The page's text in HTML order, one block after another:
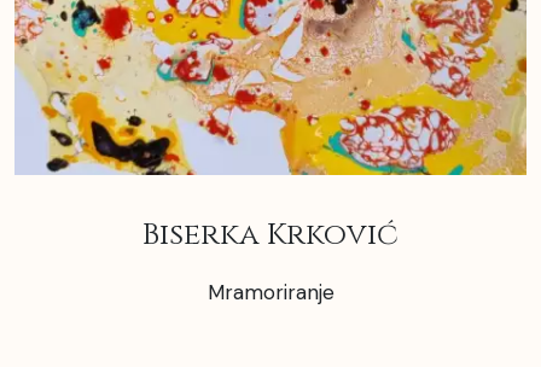
Biserka Krković
Mramoriranje